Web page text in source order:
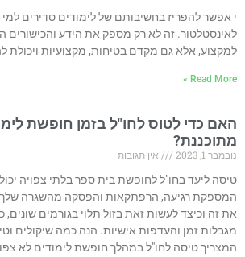
י אפשר להפריז בחשיבותם של לימודים סדירים
לאינסטלטור. זה לא רק מספק את הידע והכישורים
למקצוע, אלא גם מקדם בטיחות, מקצועיות ויכולת
Read More »
האם כדי לטוס לחו"ל בזמן חופשת
מתוכננת?
נובמבר 1, 2023
אין תגובות
טיסה ליעד בחו"ל לחופשת בית ספר בלתי צפויה
המספקת רגיעה, הרפתקאות והפסקה מהשגרה
את זה וכיצד לעשות זאת בזול תלוי בגורמים שונים,
מגבלות זמן והעדפות אישיות. הנה כמה שיקולים
המצריך טיסה לחו"ל במהלך חופשת לימודים לא